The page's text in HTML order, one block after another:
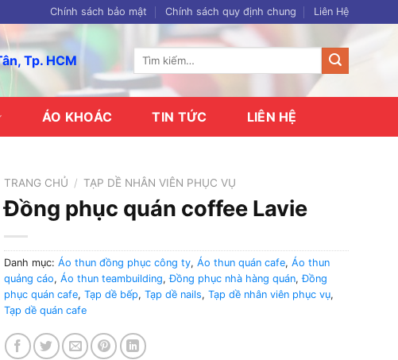
Chính sách bảo mật Chính sách quy định chung Liên Hệ
Tp. HCM
Tìm
ÁO KHOÁC TIN TỨC LIÊN HỆ
TRANG CHỦ / TẠP DỀ NHÂN VIÊN PHỤC VỤ
Đồng phục quán coffee Lavie
Danh mục: Áo thun đồng phục công ty, Áo thun quán cafe, Áo thun
quảng cáo, Áo thun teambuilding,Đồng phục nhà hàng quán,Đồng
phục quán cafe, Tạp dề bếp, Tạp dề nails, Tạp dề nhân viên phục vụ,
Tạp dề quán cafe